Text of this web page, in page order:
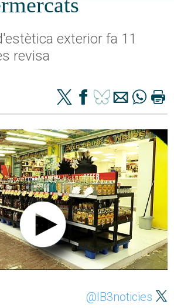
exterior fa 11
revisa
@IB3noticies